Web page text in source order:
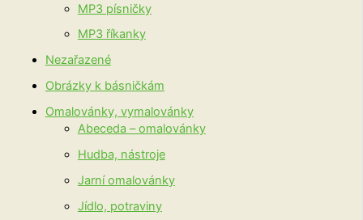
MP3 písničky
MP3 říkanky
Nezařazené
Obrázky k básničkám
Omalovánky, vymalovánky
Abeceda – omalovánky
Hudba, nástroje
Jarní omalovánky
Jídlo, potraviny